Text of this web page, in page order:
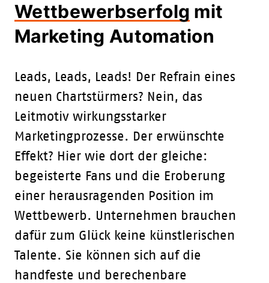
Wettbewerbserfolg mit
Marketing Automation
Leads, Leads, Leads! Der Refrain eines
neuen Chartstürmers? Nein, das
Leitmotiv wirkungsstarker
Marketingprozesse. Der erwünschte
Effekt? Hier wie dort der gleiche:
begeisterte Fans und die Eroberung
einer herausragenden Position im
Wettbewerb. Unternehmen brauchen
dafür zum Glück keine künstlerischen
Talente. Sie können sich auf die
handfeste und berechenbare